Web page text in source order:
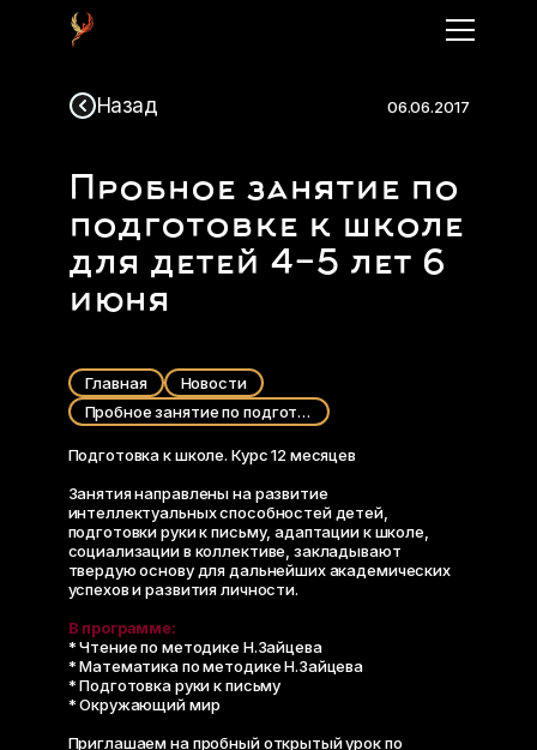
Назад 06.06.2017
Пробное занятие по
подготовке к школе
для детей 4-5 лет 6
июня
Главная
Новости
Пробное занятие по подготовке к школе для детей 4-5 лет 6 июня
Подготовка к школе. Курс 12 месяцев
Занятия направлены на развитие
интеллектуальных способностей детей,
подготовки руки к письму, адаптации к школе,
социализации в коллективе, закладывают
твердую основу для дальнейших академических
успехов и развития личности.
В программе:
* Чтение по методике Н.Зайцева
* Математика по методике Н.Зайцева
* Подготовка руки к письму
* Окружающий мир
Приглашаем на пробный открытый урок по